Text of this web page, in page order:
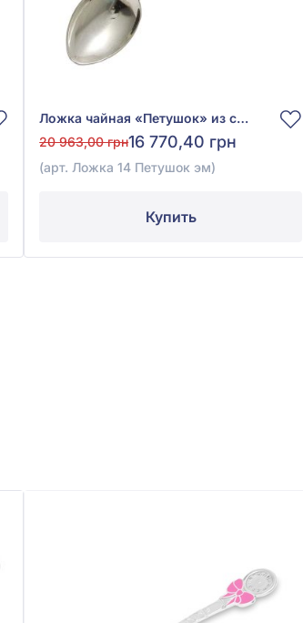
Ложка чайная «Петушок» из серебра 925° с эмалью, арт. Ложка 14 Петушок эм
20 963,00 грн16 770,40 грн
(арт. Ложка 14 Петушок эм)
Купить